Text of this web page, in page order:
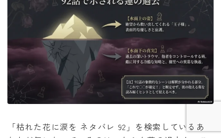
Follow Me
「枯れた花に涙を ネタバレ 92」を検索しているあ